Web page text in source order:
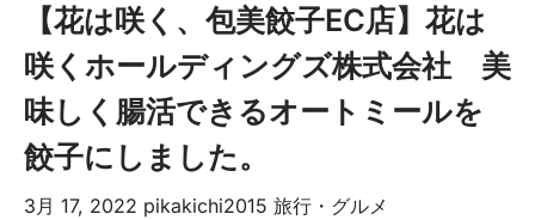
【花は咲く、包美餃子EC店】花は
咲くホールディングズ株式会社 美
味しく腸活できるオートミールを
餃子にしました。
3月 17, 2022 pikakichi2015 旅行・グルメ